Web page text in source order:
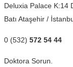
Deluxia Palace K:14
Batı Ataşehir /
0 (532) 572 54 44
Doktora Sorun.